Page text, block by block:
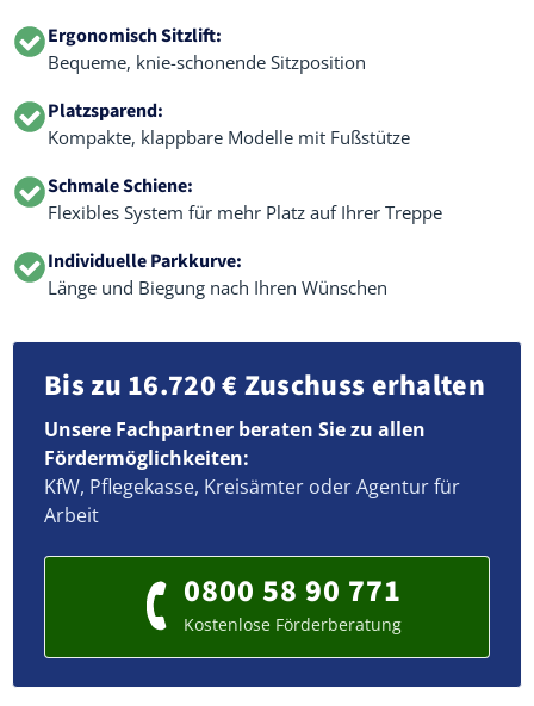
Ergonomisch Sitzlift:
Bequeme, knie-schonende Sitzposition
Platzsparend:
Kompakte, klappbare Modelle mit Fußstütze
Schmale Schiene:
Flexibles System für mehr Platz auf Ihrer Treppe
Individuelle Parkkurve:
Länge und Biegung nach Ihren Wünschen
Bis zu 16.720 € Zuschuss erhalten
Unsere Fachpartner beraten Sie zu allen
Fördermöglichkeiten:
KfW, Pflegekasse, Kreisämter oder Agentur für
Arbeit
0800 58 90 771
Kostenlose Förderberatung